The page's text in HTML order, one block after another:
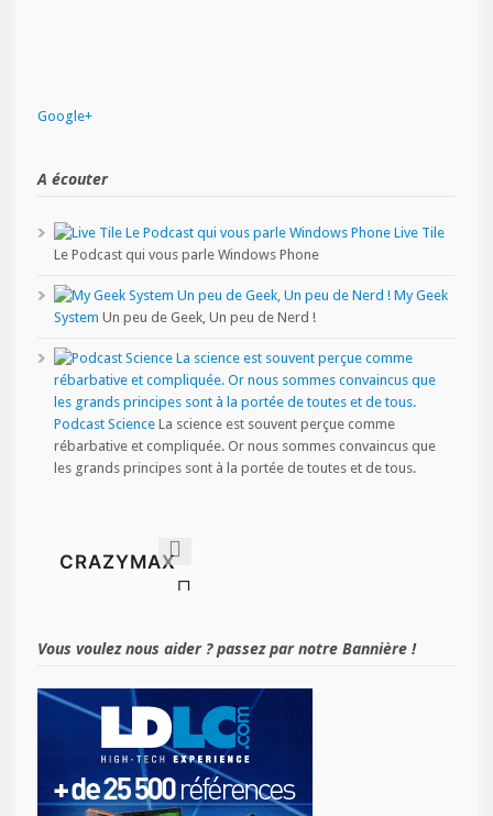
Google+
A écouter
Live Tile
Le Podcast qui vous parle Windows Phone
My Geek
System Un peu de Geek, Un peu de Nerd !
Podcast Science La science est souvent perçue comme
rébarbative et compliquée. Or nous sommes convaincus que
les grands principes sont à la portée de toutes et de tous.
Vous voulez nous aider ? passez par notre Bannière !